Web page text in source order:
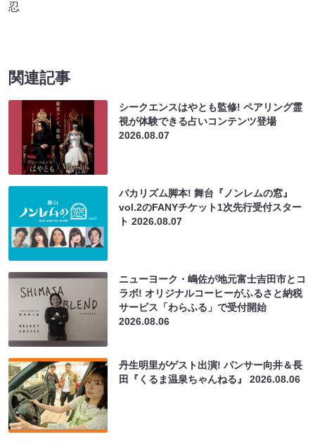
忍
関連記事
シークエンスはやとも監修! ペアリング霊
視が体験できる占いコンテンツ登場
2026.08.07
バカリズム脚本! 舞台『ノンレムの窓』
vol.2のFANYチケット1次先行受付スター
ト2026.08.07
ニューヨーク・嶋佐が地元富士吉田市とコ
ラボ! オリジナルコーヒーがふるさと納税
サービス「わらふる」で受付開始
2026.08.06
丹生明里がゲスト出演! パンサー向井＆長
田『くるま温泉ちゃんねる』2026.08.06